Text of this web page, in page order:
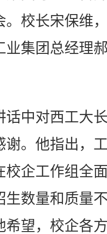
。校长宋保维
业集团总经理
中对西工大长
谢。他指出，
校企工作组全
生数量和质量
希望，校企各